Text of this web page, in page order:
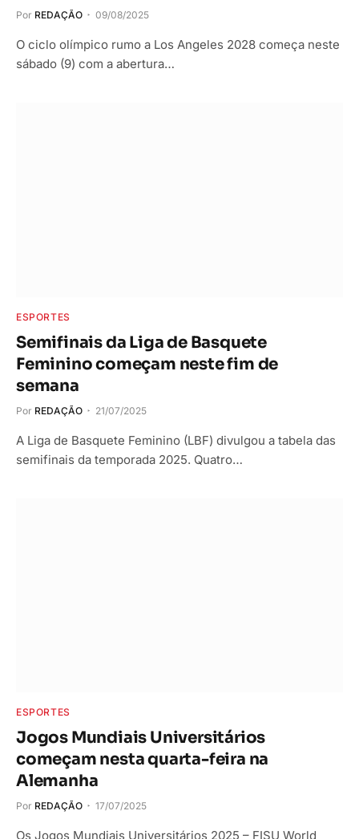
Por REDAÇÃO 09/08/2025
O ciclo olímpico rumo a Los Angeles 2028 começa neste
sábado (9) com a abertura…
ESPORTES
Semifinais da Liga de Basquete
Feminino começam neste fim de
semana
Por REDAÇÃO 21/07/2025
A Liga de Basquete Feminino (LBF) divulgou a tabela das
semifinais da temporada 2025. Quatro…
ESPORTES
Jogos Mundiais Universitários
começam nesta quarta-feira na
Alemanha
Por REDAÇÃO 17/07/2025
Os Jogos Mundiais Universitários 2025 – FISU World